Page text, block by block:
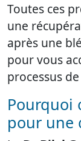
Toutes ces
une
après une
pour vous
processus
Pourquoi
pour une